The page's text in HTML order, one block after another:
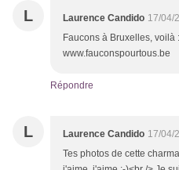
L Laurence Candido 17/04/
Faucons à Bruxelles, voilà
www.fauconspourtous.be
Répondre
L Laurence Candido 17/04/
Tes photos de cette